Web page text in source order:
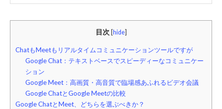
目次 hide]
ChatもMeetもリアルタイムコミュニケーションツールですが
Google Chat：テキストベースでスピーディーなコミュニケー
ション
Google Meet：高画質・高音質で臨場感あふれるビデオ会議
Google ChatとGoogle Meetの比較
Google ChatとMeet、どちらを選ぶべきか？